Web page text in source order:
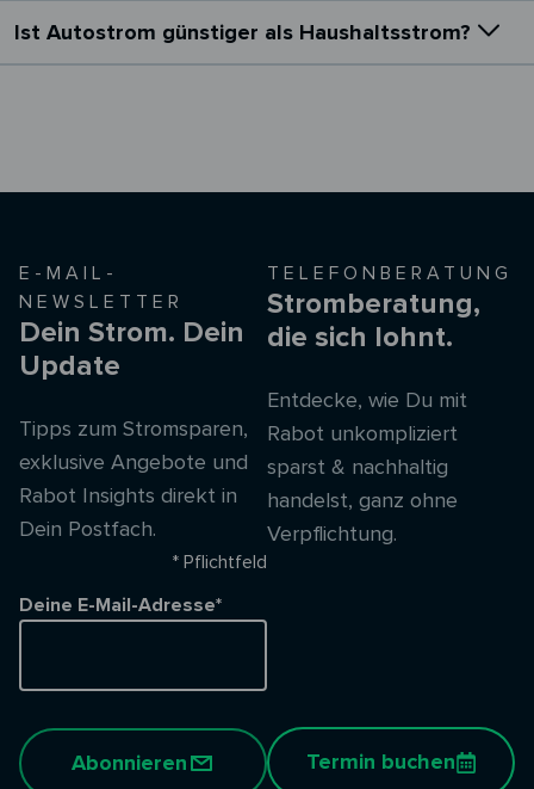
Ist Autostrom günstiger als Haushaltsstrom?
E-MAIL-
NEWSLETTER
Dein Strom. Dein
Update
Tipps zum Stromsparen,
exklusive Angebote und
Rabot Insights direkt in
Dein Postfach.
* Pflichtfeld
Deine E-Mail-Adresse*
Abonnieren
TELEFONBERATUNG
Stromberatung,
die sich lohnt.
Entdecke, wie Du mit
Rabot unkompliziert
sparst & nachhaltig
handelst, ganz ohne
Verpflichtung.
Termin buchen